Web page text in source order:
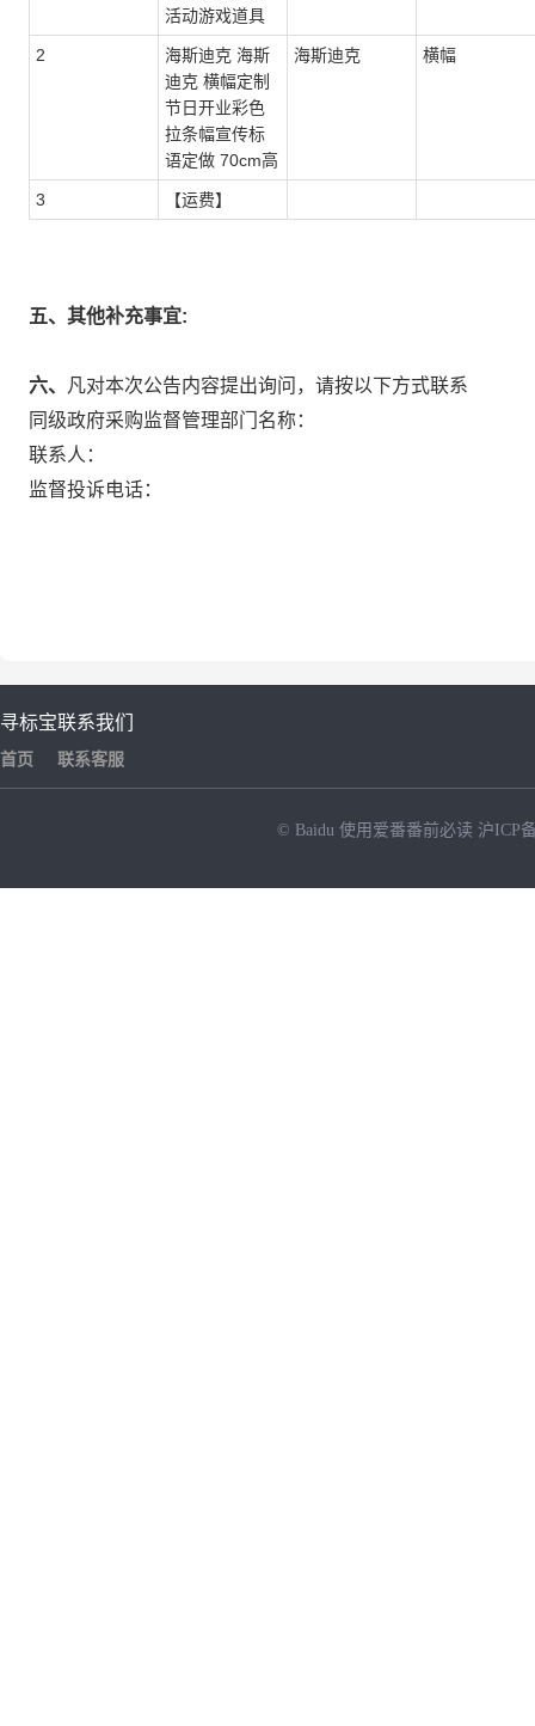
活动游戏道具
2
海斯迪克 海斯
迪克 横幅定制
节日开业彩色
拉条幅宣传标
语定做 70cm高
海斯迪克 横幅
3 【运费】
五、其他补充事宜:
六、
凡对本次公告内容提出询问，请按以下方式联系
同级政府采购监督管理部门名称：
联系人：
监督投诉电话：
寻标宝
首页
联系我们
联系客服
© Baidu 使用爱番番前必读 沪ICP